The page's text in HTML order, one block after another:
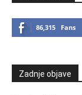
86,315 Fans
Zadnje objave